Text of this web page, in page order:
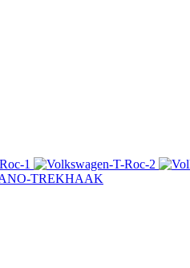
TREKHAAK